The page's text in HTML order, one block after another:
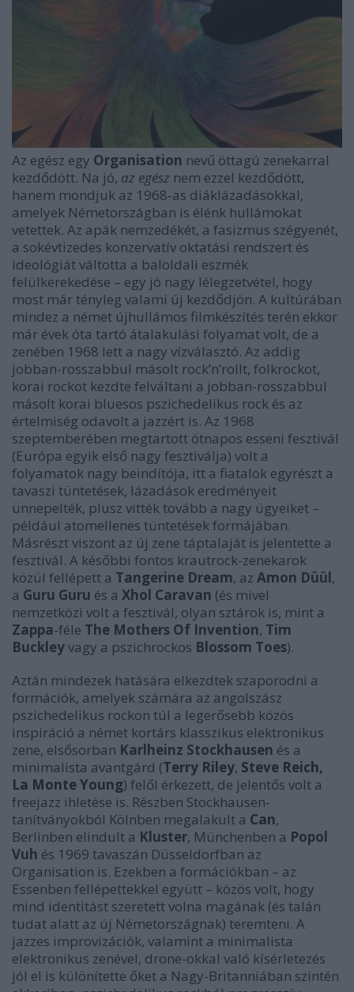
Az egész egy Organisation nevű öttagú zenekarral
kezdődött. Na jó, az egész nem ezzel kezdődött,
hanem mondjuk az 1968-as diáklázadásokkal,
amelyek Németországban is élénk hullámokat
vetettek. Az apák nemzedékét, a fasizmus szégyenét,
a sokévtizedes konzervatív oktatási rendszert és
ideológiát váltotta a baloldali eszmék
felülkerekedése – egy jó nagy lélegzetvétel, hogy
most már tényleg valami új kezdődjön. A kultúrában
mindez a német újhullámos filmkészítés terén ekkor
már évek óta tartó átalakulási folyamat volt, de a
zenében 1968 lett a nagy vízválasztó. Az addig
jobban-rosszabbul másolt rock’n’rollt, folkrockot,
korai rockot kezdte felváltani a jobban-rosszabbul
másolt korai bluesos pszichedelikus rock és az
értelmiség odavolt a jazzért is. Az 1968
szeptemberében megtartott ötnapos esseni fesztivál
(Európa egyik első nagy fesztiválja) volt a
folyamatok nagy beindítója, itt a fiatalok egyrészt a
tavaszi tüntetések, lázadások eredményeit
ünnepelték, plusz vitték tovább a nagy ügyeiket –
például atomellenes tüntetések formájában.
Másrészt viszont az új zene táptalaját is jelentette a
fesztivál. A későbbi fontos krautrock-zenekarok
közül fellépett a Tangerine Dream, az Amon Düül,
a Guru Guru és a Xhol Caravan (és mivel
nemzetközi volt a fesztivál, olyan sztárok is, mint a
Zappa-féle The Mothers Of Invention, Tim
Buckleyvagy a pszichrockos Blossom Toes).
Aztán mindezek hatására elkezdtek szaporodni a
formációk, amelyek számára az angolszász
pszichedelikus rockon túl a legerősebb közös
inspiráció a német kortárs klasszikus elektronikus
zene, elsősorban Karlheinz Stockhausen és a
minimalista avantgárd (Terry Riley, Steve Reich,
La Monte Young) felől érkezett, de jelentős volt a
freejazz ihletése is. Részben Stockhausen-
tanítványokból Kölnben megalakult a Can,
Berlinben elindult a Kluster, Münchenben a Popol
Vuh és 1969 tavaszán Düsseldorfban az
Organisation is. Ezekben a formációkban – az
Essenben fellépettekkel együtt – közös volt, hogy
mind identitást szeretett volna magának (és talán
tudat alatt az új Németországnak) teremteni. A
jazzes improvizációk, valamint a minimalista
elektronikus zenével, drone-okkal való kísérletezés
jól el is különítette őket a Nagy-Britanniában szintén